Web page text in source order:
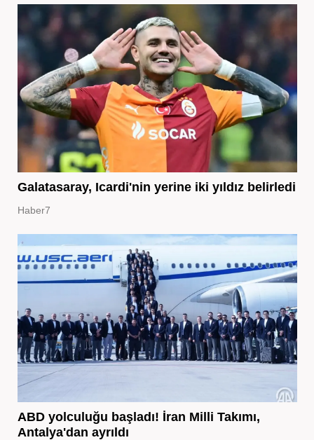
Galatasaray, Icardi'nin yerine iki yıldız belirledi
Haber7
ABD yolculuğu başladı! İran Milli Takımı,
Antalya'dan ayrıldı